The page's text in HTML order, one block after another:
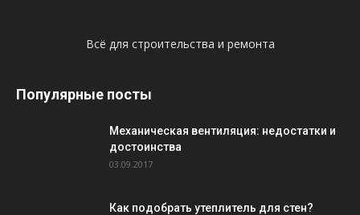
Всё для строительства и ремонта
Популярные посты
Механическая вентиляция: недостатки и
достоинства
03.09.2017
Как подобрать утеплитель для стен?